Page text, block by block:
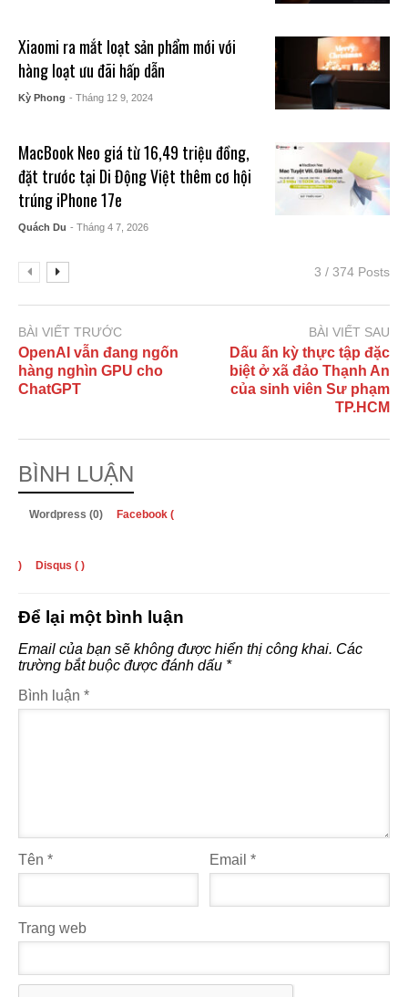
Xiaomi ra mắt loạt sản phẩm mới với
hàng loạt ưu đãi hấp dẫn
Kỳ Phong - Tháng 12 9, 2024
MacBook Neo giá từ 16,49 triệu đồng,
đặt trước tại Di Động Việt thêm cơ hội
trúng iPhone 17e
Quách Du - Tháng 4 7, 2026
3 / 374 Posts
BÀI VIẾT TRƯỚC
OpenAI vẫn đang ngốn
hàng nghìn GPU cho
ChatGPT
BÀI VIẾT SAU
Dấu ấn kỳ thực tập đặc
biệt ở xã đảo Thạnh An
của sinh viên Sư phạm
TP.HCM
BÌNH LUẬN
Wordpress (0) Facebook (
) Disqus ( )
Để lại một bình luận
Email của bạn sẽ không được hiển thị công khai. Các
trường bắt buộc được đánh dấu *
Bình luận *
Tên * Email*
Trang web